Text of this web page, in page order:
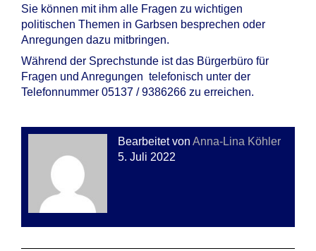
Sie können mit ihm alle Fragen zu wichtigen
politischen Themen in Garbsen besprechen oder
Anregungen dazu mitbringen.
Während der Sprechstunde ist das Bürgerbüro für
Fragen und Anregungen telefonisch unter der
Telefonnummer 05137 / 9386266 zu erreichen.
Bearbeitet von Anna-Lina Köhler
5. Juli 2022